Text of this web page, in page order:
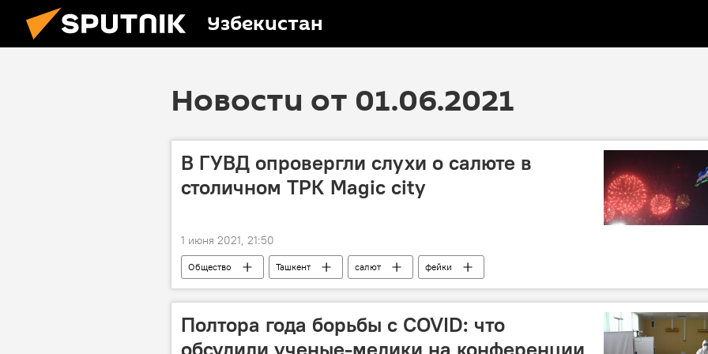
Узбекистан
Новости от 01.06.2021
В ГУВД опровергли слухи о салюте в
столичном ТРК Magic city
1 июня 2021, 21:50
Общество Ташкент салют фейки
Полтора года борьбы с COVID: что